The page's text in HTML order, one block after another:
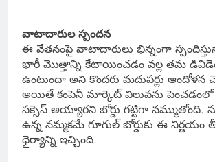
వాటాదారుల స్పందన
ఈ వేతనంపై వాటాదారులు భిన్నంగా
భారీ మొత్తాన్ని కేటాయించడం వల్ల తమ
ఉంటుందా అని కొందరు మదుపర్లు ఆందోళన
అయితే కంపెనీ మార్కెట్ విలువను
సక్సెస్ అయ్యారని బోర్డు గట్టిగా
ఉన్న నమ్మకమే గూగుల్ బోర్డుకు ఈ నిర్ణయం
ధైర్యాన్ని ఇచ్చింది.